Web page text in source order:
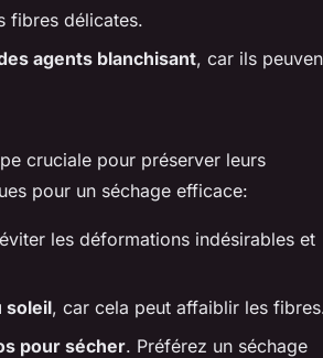
fibres délicates.
agents blanchisant, car ils
cruciale pour préserver leurs
pour un séchage efficace:
les déformations indésirables et
soleil, car cela peut affaiblir les
pour sécher. Préférez un séchage